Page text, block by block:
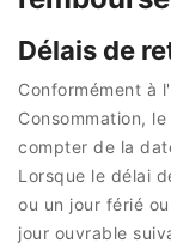
Délais de
Conformément à
Consommation,
compter de la
Lorsque le délai
ou un jour férié
jour ouvrable